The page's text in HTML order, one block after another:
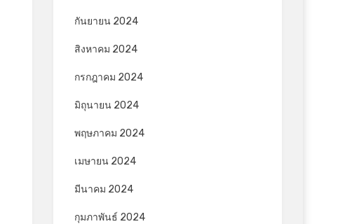
กันยายน 2024
สิงหาคม 2024
กรกฎาคม 2024
มิถุนายน 2024
พฤษภาคม 2024
เมษายน 2024
มีนาคม 2024
กุมภาพันธ์ 2024